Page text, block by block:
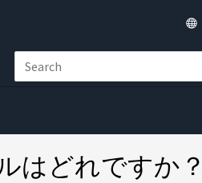
はどれですか？